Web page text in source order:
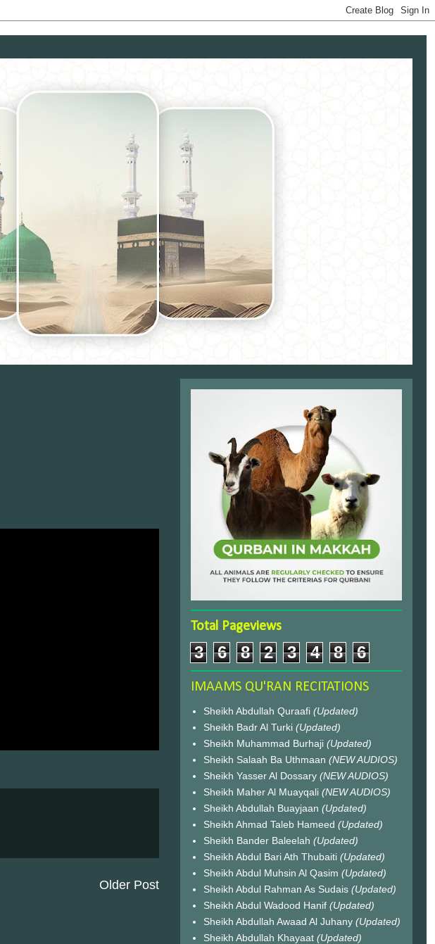
Older Post
Total Pageviews
3 6 8 2 3 4 8 6
IMAAMS QU'RAN RECITATIONS
Sheikh Abdullah Quraafi (Updated)
Sheikh Badr Al Turki (Updated)
Sheikh Muhammad Burhaji (Updated)
Sheikh Salaah Ba Uthmaan (NEW AUDIOS)
Sheikh Yasser Al Dossary (NEW AUDIOS)
Sheikh Maher Al Muayqali (NEW AUDIOS)
Sheikh Abdullah Buayjaan (Updated)
Sheikh Ahmad Taleb Hameed (Updated)
Sheikh Bander Baleelah (Updated)
Sheikh Abdul Bari Ath Thubaiti (Updated)
Sheikh Abdul Muhsin Al Qasim (Updated)
Sheikh Abdul Rahman As Sudais (Updated)
Sheikh Abdul Wadood Hanif (Updated)
Sheikh Abdullah Awaad Al Juhany (Updated)
Sheikh Abdullah Khayaat (Updated)